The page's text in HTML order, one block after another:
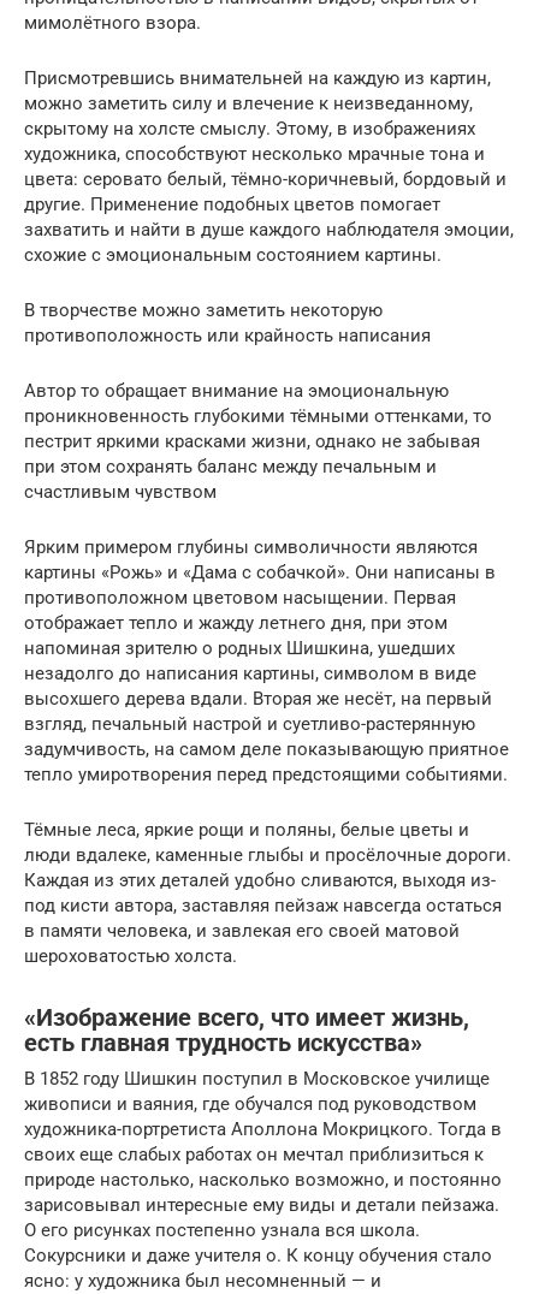
мимолётного взора.
Присмотревшись внимательней на каждую из картин,
можно заметить силу и влечение к неизведанному,
скрытому на холсте смыслу. Этому, в изображениях
художника, способствуют несколько мрачные тона и
цвета: серовато белый, тёмно-коричневый, бордовый и
другие. Применение подобных цветов помогает
захватить и найти в душе каждого наблюдателя эмоции,
схожие с эмоциональным состоянием картины.
В творчестве можно заметить некоторую
противоположность или крайность написания
Автор то обращает внимание на эмоциональную
проникновенность глубокими тёмными оттенками, то
пестрит яркими красками жизни, однако не забывая
при этом сохранять баланс между печальным и
счастливым чувством
Ярким примером глубины символичности являются
картины «Рожь» и «Дама с собачкой». Они написаны в
противоположном цветовом насыщении. Первая
отображает тепло и жажду летнего дня, при этом
напоминая зрителю о родных Шишкина, ушедших
незадолго до написания картины, символом в виде
высохшего дерева вдали. Вторая же несёт, на первый
взгляд, печальный настрой и суетливо-растерянную
задумчивость, на самом деле показывающую приятное
тепло умиротворения перед предстоящими событиями.
Тёмные леса, яркие рощи и поляны, белые цветы и
люди вдалеке, каменные глыбы и просёлочные дороги.
Каждая из этих деталей удобно сливаются, выходя из-
под кисти автора, заставляя пейзаж навсегда остаться
в памяти человека, и завлекая его своей матовой
шероховатостью холста.
«Изображение всего, что имеет жизнь,
есть главная трудность искусства»
В 1852 году Шишкин поступил в Московское училище
живописи и ваяния, где обучался под руководством
художника-портретиста Аполлона Мокрицкого. Тогда в
своих еще слабых работах он мечтал приблизиться к
природе настолько, насколько возможно, и постоянно
зарисовывал интересные ему виды и детали пейзажа.
О его рисунках постепенно узнала вся школа.
Сокурсники и даже учителя о. К концу обучения стало
ясно: у художника был несомненный — и